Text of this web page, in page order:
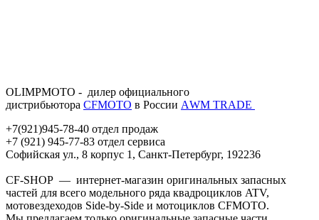
OLIMPMOTO - дилер официального
дистрибьютора CFMOTO в России АWМ TRADE
+7(921)945-78-40 отдел продаж
+7 (921) 945-77-83 отдел сервиса
Софийская ул., 8 корпус 1, Санкт-Петербург, 192236
CF-SHOP — интернет-магазин оригинальных запасных
частей для всего модельного ряда квадроциклов ATV,
мотовездеходов Side-by-Side и мотоциклов CFMOTO.